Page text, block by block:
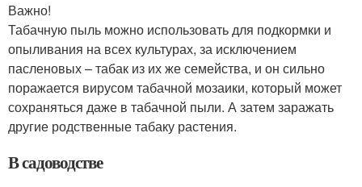
Важно!
Табачную пыль можно использовать для подкормки и
опыливания на всех культурах, за исключением
пасленовых – табак из их же семейства, и он сильно
поражается вирусом табачной мозаики, который может
сохраняться даже в табачной пыли. А затем заражать
другие родственные табаку растения.
В садоводстве